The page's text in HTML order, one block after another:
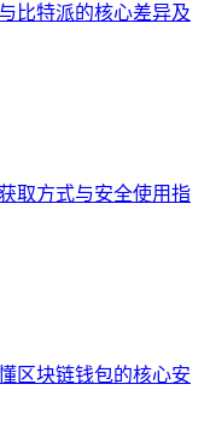
比特派的核心差异及
取方式与安全使用指
区块链钱包的核心安